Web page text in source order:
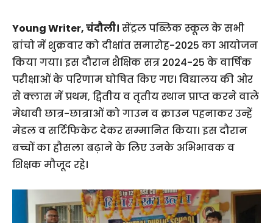
Young Writer, चंदौली। सेंट्रल पब्लिक स्कूल के सभी
ब्रांचो में शुक्रवार को दीक्षांत समारोह-2025 का आयोजन
किया गया। इस दौरान शैक्षिक सत्र 2024-25 के वार्षिक
परीक्षाओं के परिणाम घोषित किए गए। विद्यालय की ओर
से क्लास में प्रथम, द्वितीय व तृतीय स्थान प्राप्त करने वाले
मेधावी छात्र-छात्राओं को गाउन व क्राउन पहनाकर उन्हें
मेडल व सर्टिफिकेट देकर सम्मानित किया। इस दौरान
बच्चों का हौसला बढ़ाने के लिए उनके अभिभावक व
शिक्षक मौजूद रहे।